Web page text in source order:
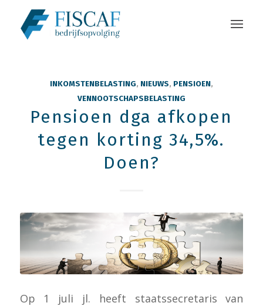
INKOMSTENBELASTING, NIEUWS, PENSIOEN,
VENNOOTSCHAPSBELASTING
Pensioen dga afkopen
tegen korting 34,5%.
Doen?
Op 1 juli jl. heeft staatssecretaris van